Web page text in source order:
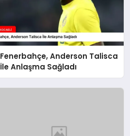
Fenerbahçe, Anderson Talisca
İle Anlaşma Sağladı